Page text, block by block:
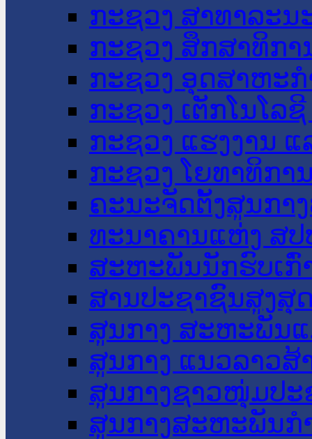
ກະຊວງ ສາທາລະນ
ກະຊວງ ສຶກສາທິກາ
ກະຊວງ ອຸດສາຫະ
ກະຊວງ ເຕັກໂນໂລ
ກະຊວງ ແຮງງານ
ກະຊວງ ໂຍທາທິກາ
ຄະນະຈັດຕັ້ງສູນກາ
ທະນາຄານແຫ່ງ ສປ
ສະຫະພັນນັກຮົບເກົ່
ສານປະຊາຊົນສູງສຸ
ສູນກາງ ສະຫະພັນ
ສູນກາງ ແນວລາວສ້
ສູນກາງຊາວໜຸ່ມປະ
ສູນກາງສະຫະພັນກ